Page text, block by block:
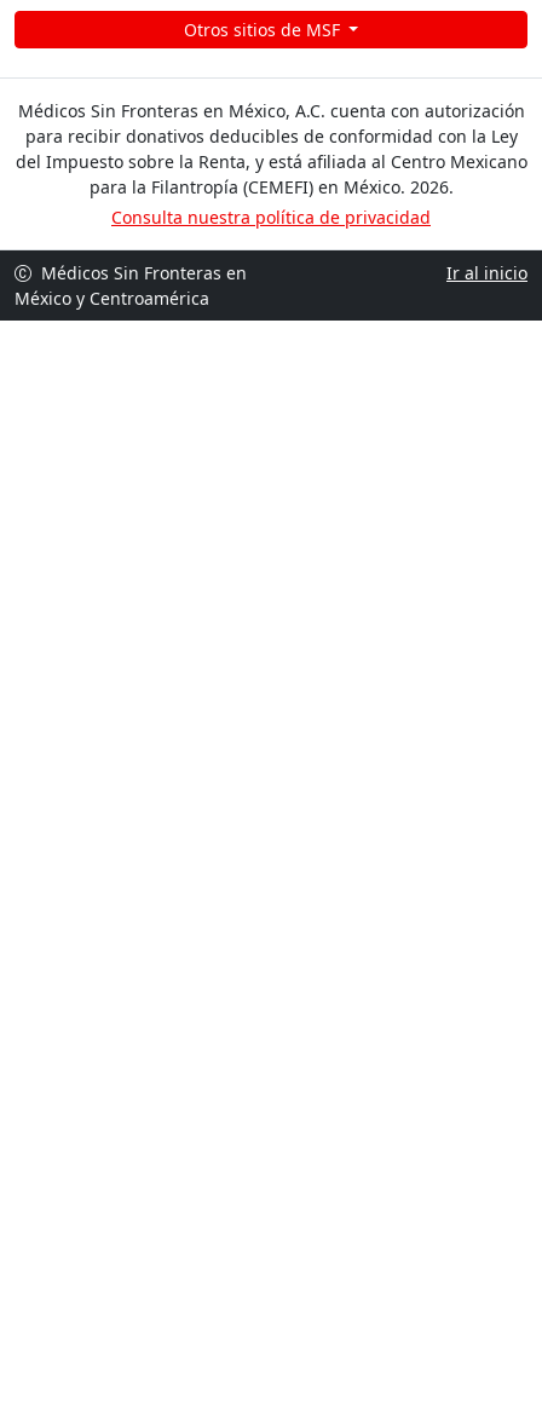
Otros sitios de MSF
Médicos Sin Fronteras en México, A.C. cuenta con autorización
para recibir donativos deducibles de conformidad con la Ley
del Impuesto sobre la Renta, y está afiliada al Centro Mexicano
para la Filantropía (CEMEFI) en México. 2026.
Consulta nuestra política de privacidad
Médicos Sin Fronteras en
México y Centroamérica
Ir al inicio